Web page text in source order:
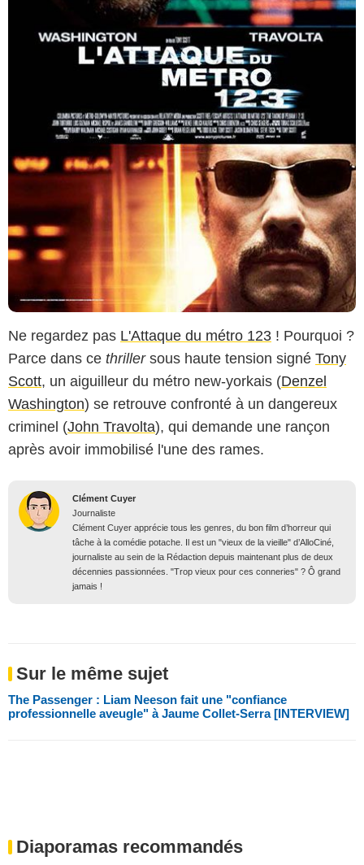
Ne regardez pas L'Attaque du métro 123 ! Pourquoi ?
Parce dans ce thrillersous haute tension signé Tony
Scott, un aiguilleur du métro new-yorkais (Denzel
Washington) se retrouve confronté à un dangereux
criminel (John Travolta), qui demande une rançon
après avoir immobilisé l'une des rames.
Clément Cuyer
Journaliste
Clément Cuyer apprécie tous les genres, du bon film d’horreur qui
tâche à la comédie potache. Il est un "vieux de la vieille" d’AlloCiné,
journaliste au sein de la Rédaction depuis maintenant plus de deux
décennies passionnées. "Trop vieux pour ces conneries" ? Ô grand
jamais !
Sur le même sujet
The Passenger : Liam Neeson fait une "confiance
professionnelle aveugle" à Jaume Collet-Serra [INTERVIEW]
Diaporamas recommandés